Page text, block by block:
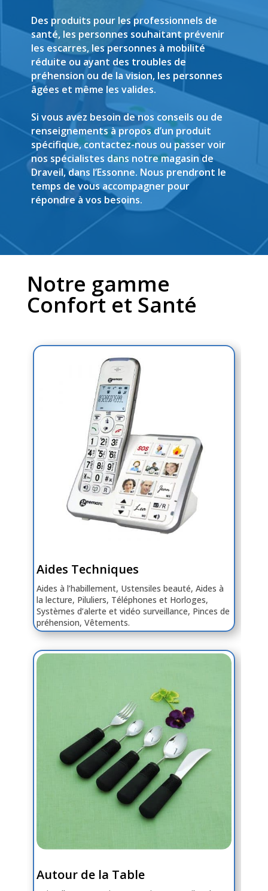
Des produits pour les professionnels de
santé, les personnes souhaitant prévenir
les escarres, les personnes à mobilité
réduite ou ayant des troubles de
préhension ou de la vision, les personnes
âgées et même les valides.
Si vous avez besoin de nos conseils ou de
renseignements à propos d’un produit
spécifique, contactez-nous ou passer voir
nos spécialistes dans notre magasin de
Draveil, dans l’Essonne. Nous prendront le
temps de vous accompagner pour
répondre à vos besoins.
Notre gamme
Confort et Santé
Aides Techniques
Aides à l’habillement, Ustensiles beauté, Aides à
la lecture, Piluliers, Téléphones et Horloges,
Systèmes d’alerte et vidéo surveillance, Pinces de
préhension, Vêtements.
Autour de la Table